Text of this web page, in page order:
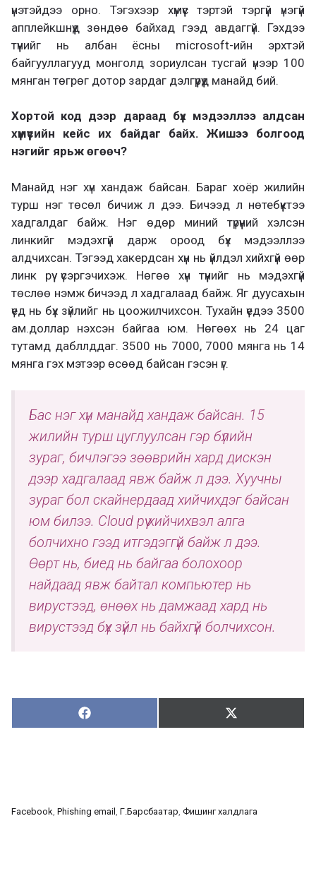
үнэтэйдээ орно. Тэгэхээр хүмүүс тэртэй тэргүй үнэгүй
апплейкшнүүд зөндөө байхад гээд авдаггүй. Гэхдээ
түүнийг нь албан ёсны microsoft-ийн эрхтэй
байгууллагууд монголд зориулсан тусгай үнээр 100
мянган төгрөг дотор зардаг дэлгүүрүүд манайд бий.
Хортой код дээр дараад бүх мэдээллээ алдсан
хүмүүсийн кейс их байдаг байх. Жишээ болгоод
нэгийг ярьж өгөөч?
Манайд нэг хүн хандаж байсан. Бараг хоёр жилийн
турш нэг төсөл бичиж л дээ. Бичээд л нөтебүүктээ
хадгалдаг байж. Нэг өдөр миний түрүүний хэлсэн
линкийг мэдэхгүй дарж ороод бүх мэдээллээ
алдчихсан. Тэгээд хакердсан хүн нь үйлдэл хийхгүй өөр
линк рүү үсэргэчихэж. Нөгөө хүн түүнийг нь мэдэхгүй
төслөө нэмж бичээд л хадгалаад байж. Яг дуусахын
үед нь бүх зүйлийг нь цоожилчихсон. Тухайн үедээ 3500
ам.доллар нэхсэн байгаа юм. Нөгөөх нь 24 цаг
тутамд дабллддаг. 3500 нь 7000, 7000 мянга нь 14
мянга гэх мэтээр өсөөд байсан гэсэн үг.
Бас нэг хүн манайд хандаж байсан. 15
жилийн турш цуглуулсан гэр бүлийн
зураг, бичлэгээ зөөврийн хард дискэн
дээр хадгалаад явж байж л дээ. Хуучны
зураг бол скайнердаад хийчихдэг байсан
юм билээ. Cloud рүү хийчихвэл алга
болчихно гээд итгэдэггүй байж л дээ.
Өөрт нь, биед нь байгаа болохоор
найдаад явж байтал компьютер нь
вирустээд, өнөөх нь дамжаад хард нь
вирустээд бүх зүйл нь байхгүй болчихсон.
Хуваалцах:
Х
у
х
Түгээх:
Т
Facebook, Phishing email , Г.Барсбаатар, Фишинг халдлага